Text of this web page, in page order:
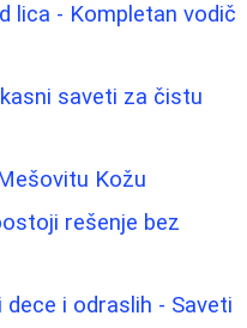
lica - Kompletan vodič
saveti za čistu
Kožu
rešenje bez
i odraslih - Saveti